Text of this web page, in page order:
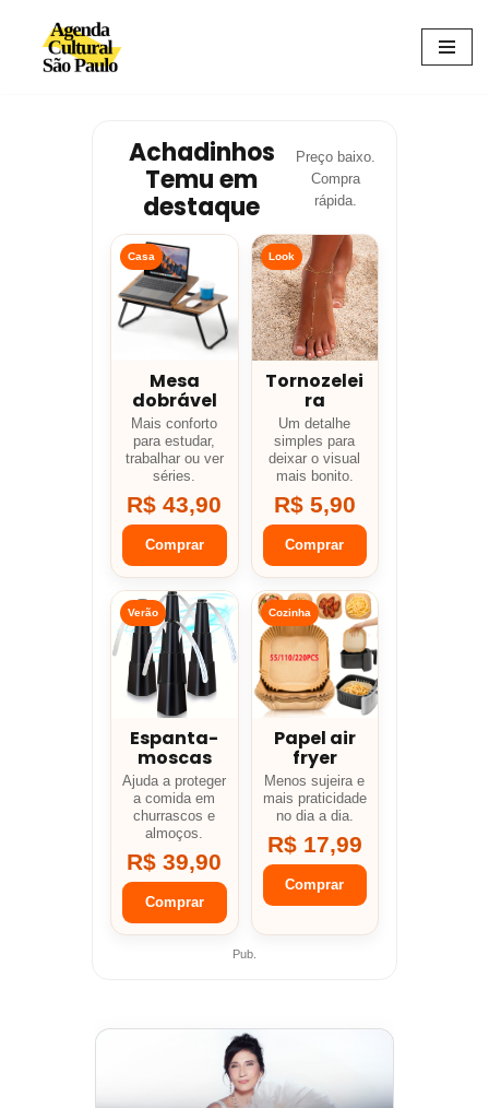
Avançar
Achadinhos
Temu em
destaque
Preço baixo.
Compra
rápida.
Casa
Mesa
dobrável
Mais conforto
para estudar,
trabalhar ou ver
séries.
R$ 43,90
Comprar
Look
Tornozelei
ra
Um detalhe
simples para
deixar o visual
mais bonito.
R$ 5,90
Comprar
Verão
Espanta-
moscas
Ajuda a proteger
a comida em
churrascos e
almoços.
R$ 39,90
Comprar
Cozinha
Papel air
fryer
Menos sujeira e
mais praticidade
no dia a dia.
R$ 17,99
Comprar
Pub.